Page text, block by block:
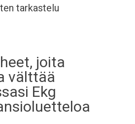
tarkastelu
joita
välttää
Ekg